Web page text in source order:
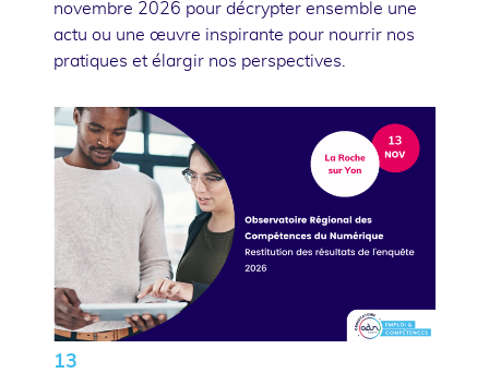
novembre 2026 pour décrypter ensemble une
actu ou une œuvre inspirante pour nourrir nos
pratiques et élargir nos perspectives.
13